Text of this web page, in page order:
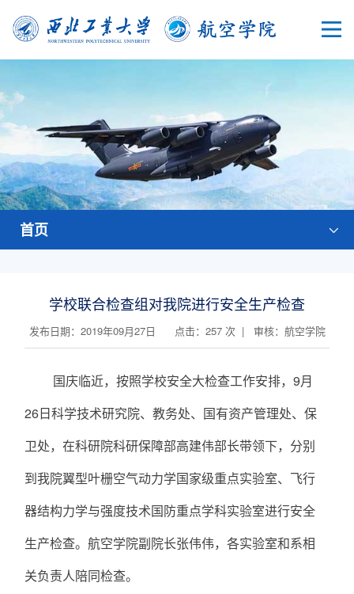
首页
学校联合检查组对我院进行安全生产检查
发布日期：2019年09月27日 点击： 257 次 | 审核：航空学院
国庆临近，按照学校安全大检查工作安排，9月
26日科学技术研究院、教务处、国有资产管理处、保
卫处，在科研院科研保障部高建伟部长带领下，分别
到我院翼型叶栅空气动力学国家级重点实验室、飞行
器结构力学与强度技术国防重点学科实验室进行安全
生产检查。航空学院副院长张伟伟，各实验室和系相
关负责人陪同检查。